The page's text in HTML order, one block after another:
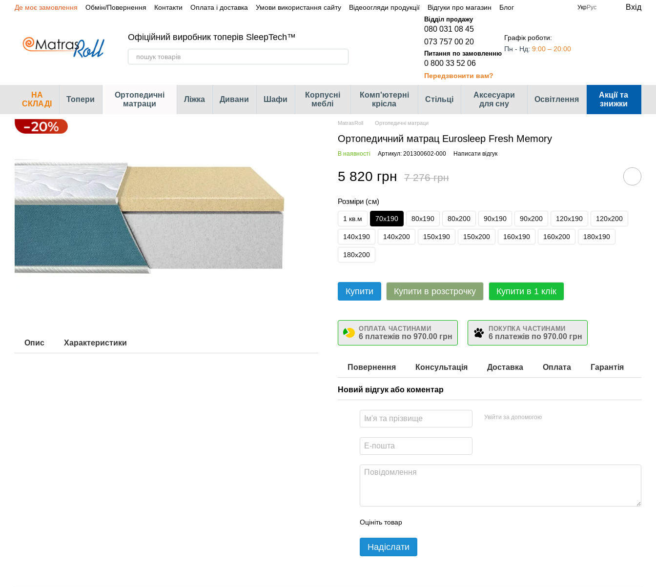
Перейти до основного контенту
Де моє замовлення Обмін/Повернення Контакти Оплата і доставка Умови використання сайту Відеоогляди продукції Відгуки про магазин
Блог
УкрРус Вхід
Офіційний виробник топерів SleepTech™
080 031 08 45
073 757 00 20
0 800 33 52 06
Передзвонити вам?
Графік роботи:
Пн - Нд:9:00 – 20:00
НА
СКЛАДІ
Топери
Ортопедичні
матраци
Ліжка Дивани Шафи
Корпусні
меблі
Комп'ютерні
крісла
Стільці
Аксесуари
для сну
Освітлення
Акції та
знижки
Опис Характеристики
MatrasRoll Ортопедичні матраци
Ортопедичний матрац Eurosleep Fresh Memory
В наявності Артикул: 201300602-000 Написати відгук
5 820 грн 7 276 грн
Розміри (см)
1 кв.м 70х190 80х190 80х200 90х190 90х200 120х190 120х200
140х190 140х200 150х190 150х200 160х190 160х200 180х190
180х200
Купити Купити в розстрочку Купити в 1 клік
ОПЛАТА ЧАСТИНАМИ
6 платежів по 970.00 грн
ПОКУПКА ЧАСТИНАМИ
6 платежів по 970.00 грн
Повернення Консультація Доставка Оплата Гарантія
Новий відгук або коментар
Увійти за допомогою
Оцініть товар
Надіслати